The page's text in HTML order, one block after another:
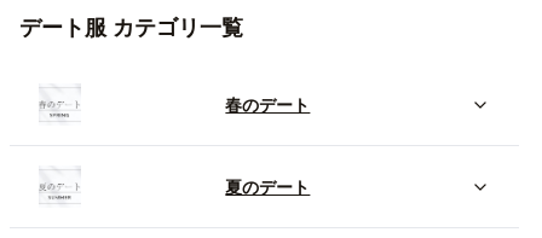
デート服 カテゴリ一覧
春のデート
夏のデート